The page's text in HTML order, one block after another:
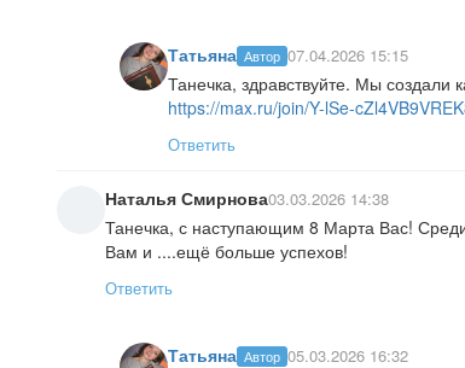
Татьяна Автор 07.04.2026 15:15
Танечка, здравствуйте. Мы создали
https://max.ru/join/Y-lSe-
Ответить
Наталья Смирнова03.03.2026 14:38
Танечка, с наступающим 8 Марта Вас!
Вам и ....ещё больше успехов!
Ответить
Татьяна Автор 05.03.2026 16:32